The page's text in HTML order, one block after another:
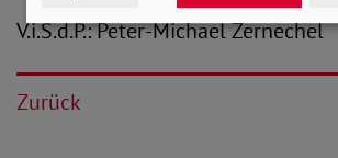
V.i.S.d.P.: Peter-Michael Zernechel
Zurück